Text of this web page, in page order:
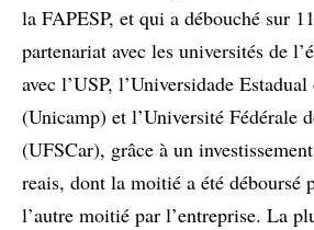
la FAPESP, et qui a débouché sur
partenariat avec les universités de
avec l’USP, l’Universidade
(Unicamp) et l’Université Fédérale
(UFSCar), grâce à un
reais, dont la moitié a été déboursé
l’autre moitié par l’entreprise. La